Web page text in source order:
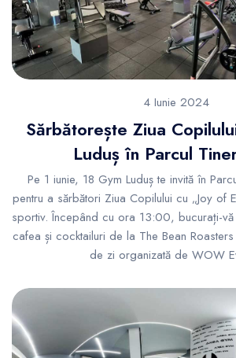
4 Iunie 2024
Sărbătorește Ziua
Luduș în Parcul
Pe 1 iunie, 18 Gym Luduș te invită în
pentru a sărbători Ziua Copilului cu „Joy of
sportiv. Începând cu ora 13:00, bucurați-
cafea și cocktailuri de la The Bean
de zi organizată de WOW